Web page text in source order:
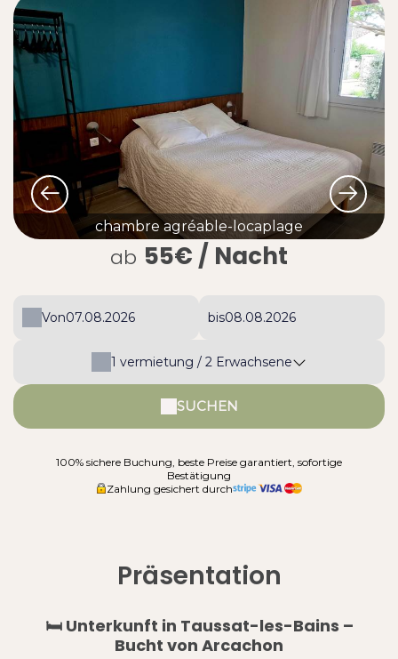
chambre agréable-locaplage
ab 55€ / Nacht
Von bis
1 vermietung / 2 Erwachsene
SUCHEN
100% sichere Buchung, beste Preise garantiert, sofortige
Bestätigung
Zahlung gesichert durch
Präsentation
🛏️ Unterkunft in Taussat-les-Bains –
Bucht von Arcachon